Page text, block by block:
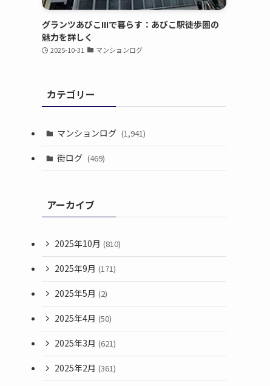
グランツあびこIIIで暮らす：あびこ駅徒歩圏の
魅力を詳しく
2025-10-31 マンションログ
カテゴリー
マンションログ (1,941)
街ログ (469)
アーカイブ
2025年10月 (810)
2025年9月 (171)
2025年5月 (2)
2025年4月 (50)
2025年3月 (621)
2025年2月 (361)